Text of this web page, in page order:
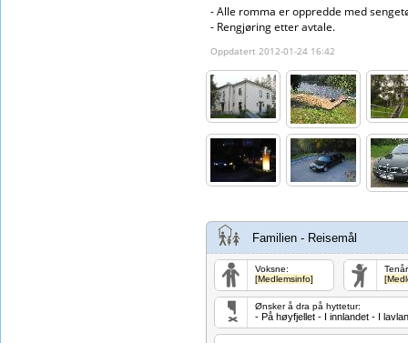
- Alle romma er oppredde med
- Rengjøring etter avtale.
Oppdatert 2012-01-24 16:42
Familien - Reisemål
Voksne:
[Medlemsinfo]
Ønsker å dra på hyttetur:
- På høyfjellet - I innlandet - I